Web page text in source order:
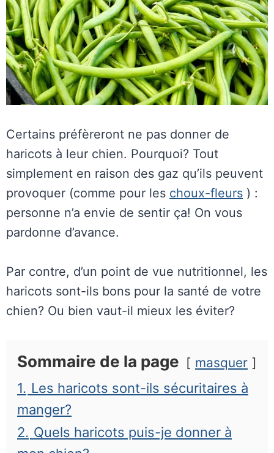
Certains préfèreront ne pas donner de
haricots à leur chien. Pourquoi? Tout
simplement en raison des gaz qu’ils peuvent
provoquer (comme pour les choux-fleurs ) :
personne n’a envie de sentir ça! On vous
pardonne d’avance.
Par contre, d’un point de vue nutritionnel, les
haricots sont-ils bons pour la santé de votre
chien? Ou bien vaut-il mieux les éviter?
Sommaire de la page masquer
1. Les haricots sont-ils sécuritaires à
manger?
2. Quels haricots puis-je donner à